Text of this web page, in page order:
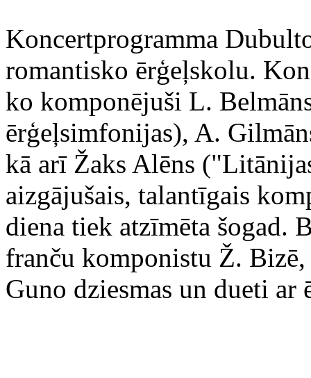
‍Koncertprogramma
romantisko ērģeļskolu.
ko komponējuši L.
ērģeļsimfonijas), A.
kā arī Žaks Alēns
aizgājušais, talantīgais
diena tiek atzīmēta šogad.
franču komponistu Ž. Bizē,
Guno dziesmas un dueti ar